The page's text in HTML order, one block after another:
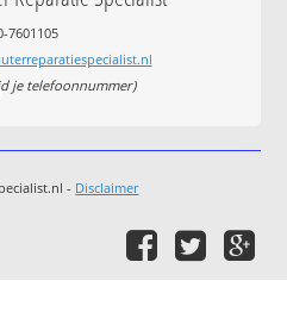
7601105
je telefoonnummer)
- Disclaimer